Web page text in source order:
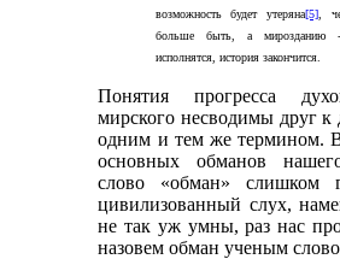
возможность будет утеряна[5] ,
больше быть, а мирозданию -
исполнятся, история закончится.
Понятия прогресса
мирского несводимы друг к
одним и тем же термином.
основных обманов
слово «обман» слишком
цивилизованный слух,
не так уж умны, раз нас
назовем обман ученым